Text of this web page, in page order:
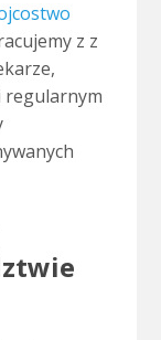
z z
regularnym